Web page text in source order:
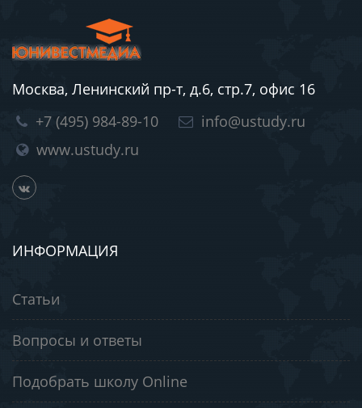
Москва, Ленинский пр-т, д.6, стр.7, офис 16
+7 (495) 984-89-10
info@ustudy.ru
www.ustudy.ru
ИНФОРМАЦИЯ
Статьи
Вопросы и ответы
Подобрать школу Online